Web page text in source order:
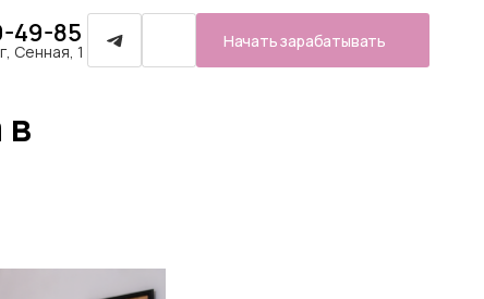
49-85
Сенная, 1
Начать зарабатывать